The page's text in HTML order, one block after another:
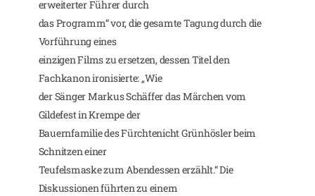
erweiterter Führer durch
das Programm“ vor, die gesamte Tagung durch die
Vorführung eines
einzigen Films zu ersetzen, dessen Titel den
Fachkanon ironisierte: „Wie
der Sänger Markus Schäffer das Märchen vom
Gildefest in Krempe der
Bauernfamilie des Fürchtenicht Grünhösler beim
Schnitzen einer
Teufelsmaske zum Abendessen erzählt.“ Die
Diskussionen führten zu einem